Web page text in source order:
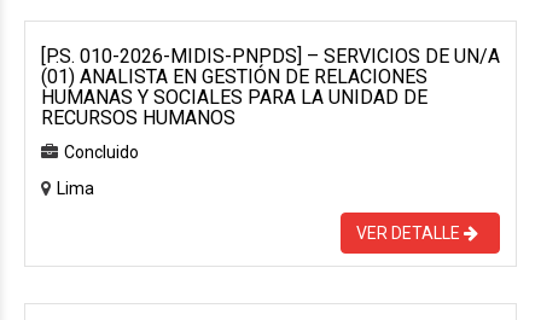
[P.S. 010-2026-MIDIS-PNPDS] – SERVICIOS DE UN/A
(01) ANALISTA EN GESTIÓN DE RELACIONES
HUMANAS Y SOCIALES PARA LA UNIDAD DE
RECURSOS HUMANOS
Concluido
Lima
VER DETALLE